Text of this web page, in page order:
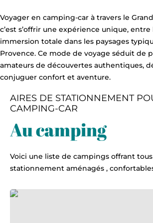
Voyager en camping-car à travers le
c’est s’offrir une expérience unique,
immersion totale dans les paysages
Provence. Ce mode de voyage séduit de
amateurs de découvertes authentiques,
conjuguer confort et aventure.
AIRES DE STATIONNEMENT
CAMPING-CAR
Au camping
Voici une liste de campings offrant
stationnement aménagés ,
Camping Les Avignon – Vivacamp La Laune